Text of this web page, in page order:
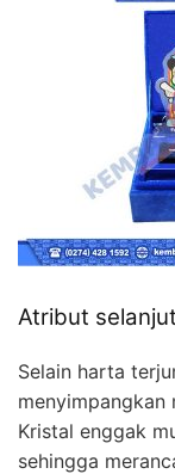
Atribut
Selain harta
menyimpangkan
Kristal enggak
sehingga